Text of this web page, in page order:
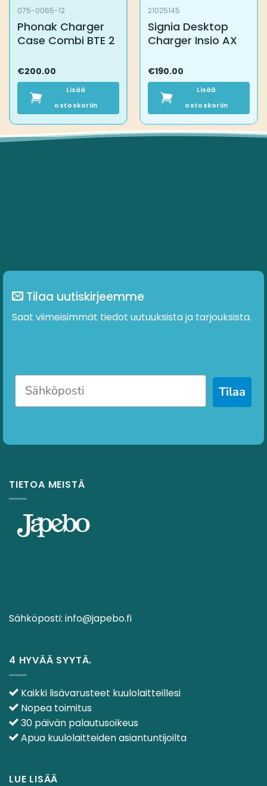
075-0065-12
Phonak Charger
Case Combi BTE 2
€200.00
Lisää
ostoskoriin
21025145
Signia Desktop
Charger Insio AX
€190.00
Lisää
ostoskoriin
Tilaa uutiskirjeemme
Saat viimeisimmät tiedot uutuuksista ja tarjouksista.
Tilaa
TIETOA MEISTÄ
Sähköposti: info@japebo.fi
4 HYVÄÄ SYYTÄ.
Kaikki lisävarusteet kuulolaitteillesi
Nopea toimitus
30 päivän palautusoikeus
Apua kuulolaitteiden asiantuntijoilta
LUE LISÄÄ